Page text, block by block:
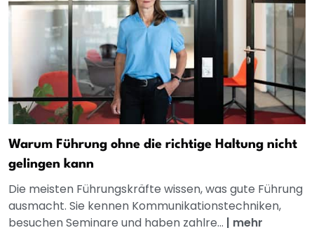
Warum Führung ohne die richtige Haltung nicht
gelingen kann
Die meisten Führungskräfte wissen, was gute Führung
ausmacht. Sie kennen Kommunikationstechniken,
besuchen Seminare und haben zahlre... | mehr